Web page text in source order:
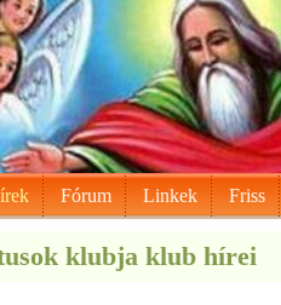
Fórum Linkek Friss
klubja klub hírei